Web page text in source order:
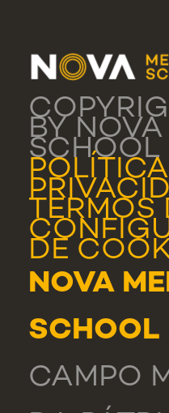
BY
SCHOOL
TERMOS
DE
NOVA
CAMPO